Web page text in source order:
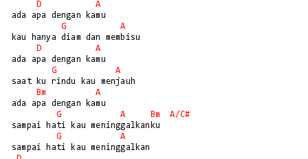
D
A
ada apa dengan kamu
G
A
kau hanya diam dan membisu
D
A
ada apa dengan kamu
G
A
saat ku rindu kau menjauh
Bm
A
ada apa dengan kamu
G
A Bm A/C#
sampai hati kau meninggalkanku
G
A
sampai hati kau meninggalkan